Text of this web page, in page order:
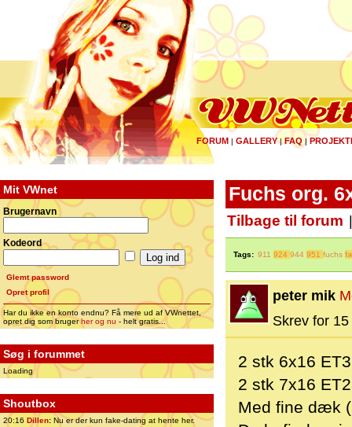
FORUM | GALLERY|FAQ |
Mit VWnet
Brugernavn
Kodeord
Glemt password
Opret profil
Har du ikke en konto endnu? Få mere ud af VWnettet,
opret dig som brugerher og nu - helt gratis...
Søg i forummet
Loading
Shoutbox
20:16 Dillen: Nu er der kun fake-dating at hente her.
Fuchs org.
Tilbage til forum
Tags: 911 924 944 951 fuchs
peter mik
Skrev for
2 stk 6x16
2 stk 7x16
Med fine dæk